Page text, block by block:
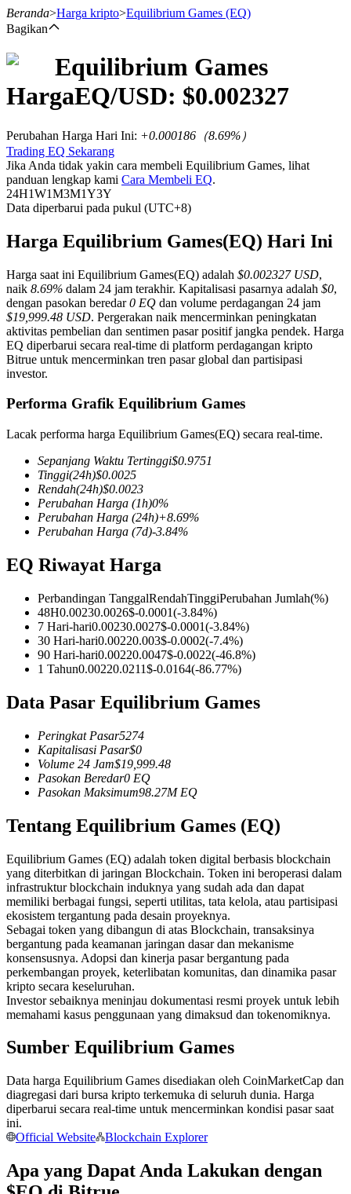
Berjangka
USDT Berjangka
TradFi
Derivatif saham, forex, logam mulia, dan komoditas
USDC Berjangka
Copy Trading
Bergabunglah dengan pedagang top
Nikmati pembagian keuntungan dan komisi copy trading
Beranda>Harga kripto>Equilibrium Games (EQ)
Bagikan
Equilibrium Games
HargaEQ/USD: $0.002327
Perubahan Harga Hari Ini: +0.000186 （8.69%）
Trading EQ Sekarang
Jika Anda tidak yakin cara membeli Equilibrium Games, lihat
panduan lengkap kami Cara Membeli EQ.
24H1W1M3M1Y3Y
Data diperbarui pada pukul (UTC+8)
Harga Equilibrium Games(EQ) Hari Ini
Harga saat ini Equilibrium Games(EQ) adalah $0.002327 USD,
naik 8.69% dalam 24 jam terakhir. Kapitalisasi pasarnya adalah $0,
dengan pasokan beredar0 EQ dan volume perdagangan 24 jam
$19,999.48 USD. Pergerakan naik mencerminkan peningkatan
aktivitas pembelian dan sentimen pasar positif jangka pendek. Harga
EQ diperbarui secara real-time di platform perdagangan kripto
Bitrue untuk mencerminkan tren pasar global dan partisipasi
investor.
Performa Grafik Equilibrium Games
Lacak performa harga Equilibrium Games(EQ) secara real-time.
Sepanjang Waktu Tertinggi$0.9751
Tinggi(24h)$0.0025
Rendah(24h)$0.0023
Perubahan Harga (1h)0%
Perubahan Harga (24h)+8.69%
Perubahan Harga (7d)-3.84%
EQ Riwayat Harga
Perbandingan TanggalRendahTinggiPerubahan Jumlah(%)
48H0.00230.0026$-0.0001(-3.84%)
7 Hari-hari0.00230.0027$-0.0001(-3.84%)
30 Hari-hari0.00220.003$-0.0002(-7.4%)
90 Hari-hari0.00220.0047$-0.0022(-46.8%)
1 Tahun0.00220.0211$-0.0164(-86.77%)
Data Pasar Equilibrium Games
Peringkat Pasar5274
Kapitalisasi Pasar$0
Volume 24 Jam$19,999.48
Pasokan Beredar0 EQ
Pasokan Maksimum98.27M EQ
Tentang Equilibrium Games (EQ)
Equilibrium Games (EQ) adalah token digital berbasis blockchain
yang diterbitkan di jaringan Blockchain. Token ini beroperasi dalam
infrastruktur blockchain induknya yang sudah ada dan dapat
memiliki berbagai fungsi, seperti utilitas, tata kelola, atau partisipasi
ekosistem tergantung pada desain proyeknya.
Sebagai token yang dibangun di atas Blockchain, transaksinya
bergantung pada keamanan jaringan dasar dan mekanisme
konsensusnya. Adopsi dan kinerja pasar bergantung pada
perkembangan proyek, keterlibatan komunitas, dan dinamika pasar
kripto secara keseluruhan.
Investor sebaiknya meninjau dokumentasi resmi proyek untuk lebih
memahami kasus penggunaan yang dimaksud dan tokenomiknya.
Sumber Equilibrium Games
Data harga Equilibrium Games disediakan oleh CoinMarketCap dan
diagregasi dari bursa kripto terkemuka di seluruh dunia. Harga
diperbarui secara real-time untuk mencerminkan kondisi pasar saat
ini.
Official Website
Blockchain Explorer
Apa yang Dapat Anda Lakukan dengan